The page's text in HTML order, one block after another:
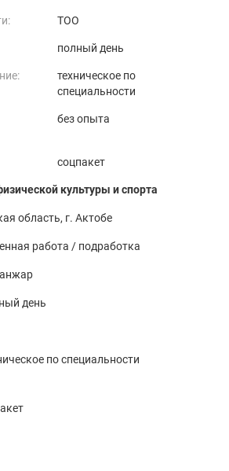
ТОО
полный день
техническое по
специальности
без опыта
соцпакет
культуры и спорта
область, г. Актобе
работа / подработка
день
по специальности